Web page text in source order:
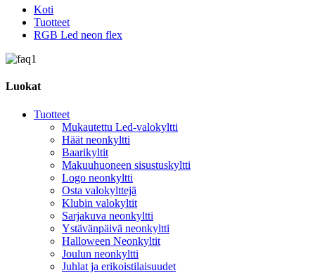
Koti
Tuotteet
RGB Led neon flex
Luokat
Tuotteet
Mukautettu Led-valokyltti
Häät neonkyltti
Baarikyltit
Makuuhuoneen sisustuskyltti
Logo neonkyltti
Osta valokylttejä
Klubin valokyltit
Sarjakuva neonkyltti
Ystävänpäivä neonkyltti
Halloween Neonkyltit
Joulun neonkyltti
Juhlat ja erikoistilaisuudet